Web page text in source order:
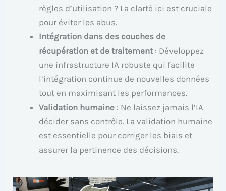
règles d’utilisation ? La clarté ici est cruciale
pour éviter les abus.
Intégration dans des couches de
récupération et de traitement: Développez
une infrastructure IA robuste qui facilite
l’intégration continue de nouvelles données
tout en maximisant les performances.
Validation humaine : Ne laissez jamais l’IA
décider sans contrôle. La validation humaine
est essentielle pour corriger les biais et
assurer la pertinence des décisions.